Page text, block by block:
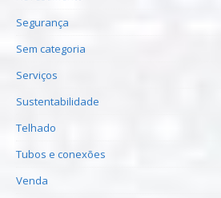
Segurança
Sem categoria
Serviços
Sustentabilidade
Telhado
Tubos e conexões
Venda